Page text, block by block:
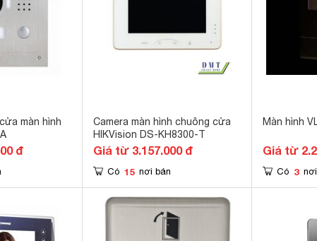
màn hình
đ
Camera màn hình chuông cửa
HIKVision DS-KH8300-T
Giá từ 3.157.000 đ
Có 15 nơi bán
Màn hình
Giá từ
Có 3